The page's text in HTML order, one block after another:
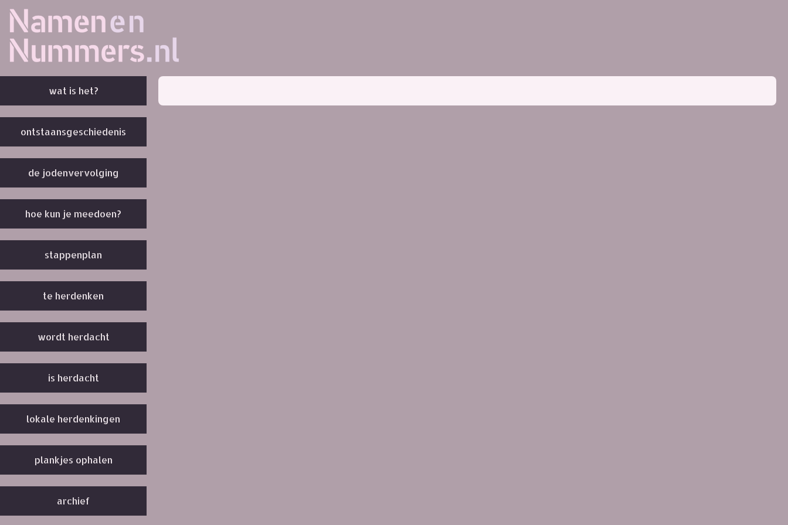
wat is het?
ontstaansgeschiedenis
de jodenvervolging
hoe kun je meedoen?
stappenplan
te herdenken
wordt herdacht
is herdacht
lokale herdenkingen
plankjes ophalen
archief